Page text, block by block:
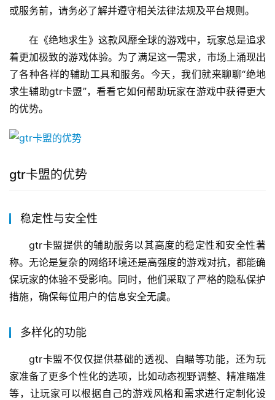
或服务前，请务必了解并遵守相关法律法规及平台规则。
在《绝地求生》这款风靡全球的游戏中，玩家总是追求
着更加极致的游戏体验。为了满足这一需求，市场上涌现出
了各种各样的辅助工具和服务。今天，我们就来聊聊“绝地
求生辅助gtr卡盟”，看看它如何帮助玩家在游戏中获得更大
的优势。
gtr卡盟的优势
稳定性与安全性
gtr卡盟提供的辅助服务以其高度的稳定性和安全性著
称。无论是复杂的网络环境还是高强度的游戏对抗，都能确
保玩家的体验不受影响。同时，他们采取了严格的隐私保护
措施，确保每位用户的信息安全无虞。
多样化的功能
gtr卡盟不仅仅提供基础的透视、自瞄等功能，还为玩
家准备了更多个性化的选项，比如动态视野调整、精准瞄准
等，让玩家可以根据自己的游戏风格和需求进行定制化设